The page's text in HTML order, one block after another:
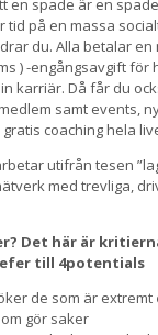
en spade är en
tid på en massa
du. Alla betalar
) -engångsavgift för
karriär. Då får du
samt events,
coaching hela
utifrån tesen
med trevliga,
Det här är
till 4potentials
de som är extremt
gör saker